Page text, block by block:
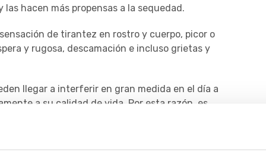
hacen más propensas a la sequedad.
de tirantez en rostro y cuerpo, picor o
y rugosa, descamación e incluso grietas y
llegar a interferir en gran medida en el día a
a su calidad de vida. Por esta razón, es
llega el frío.
de las bajas temperaturas y